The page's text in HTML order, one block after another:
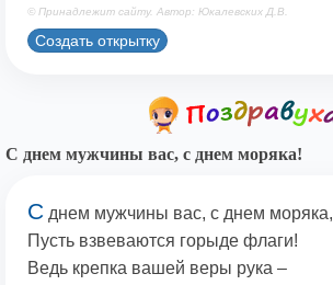
© Принадлежит сайту. Автор: Юкалевских Д.В.
Создать открытку
С днем мужчины вас, с днем моряка!
С днем мужчины вас, с днем моряка,
Пусть взвеваются горыде флаги!
Ведь крепка вашей веры рука –